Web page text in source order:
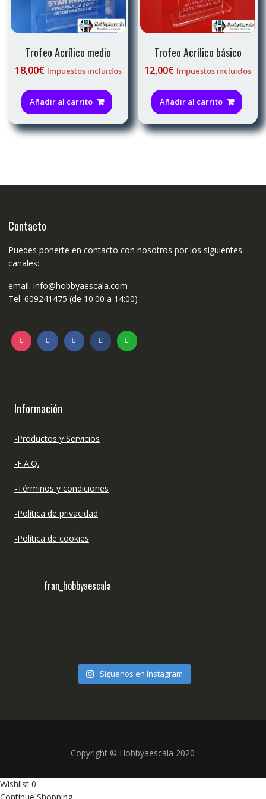
de
producto
Trofeo Acrílico medio
18,00€ Impuestos incluidos
Añadir al carrito
Trofeo Acrílico básico
12,00€ Impuestos incluidos
Añadir al carrito
Contacto
Puedes ponerte en contacto con nosotros por los siguientes
canales:
email: info@hobbyaescala.com
Tel: 609241475 (de 10:00 a 14:00)
Información
-Productos y Servicios
-F.A.Q.
-Términos y condiciones
-Política de privacidad
-Política de cookies
fran_hobbyaescala
Síguenos en Instagram
Copyright © Hobbyaescala 2020
Wishlist 0
Continue Shopping